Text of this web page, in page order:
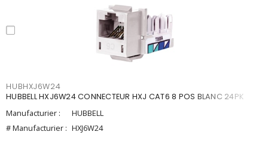
HUBHXJ6W24
HUBBELL HXJ6W24 CONNECTEUR HXJ CAT6 8 POS BLANC 24PK
Manufacturier :
HUBBELL
# Manufacturier : HXJ6W24